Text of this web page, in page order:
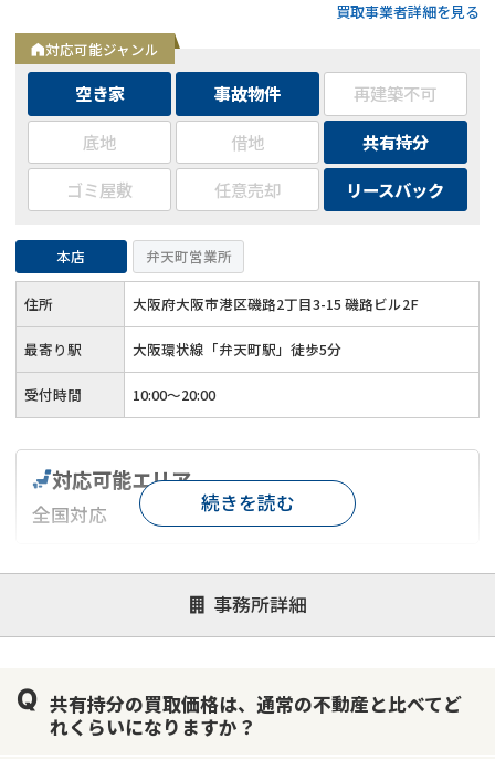
買取事業者詳細を見る
対応可能ジャンル
空き家 事故物件
再建築不可
底地
借地
共有持分
ゴミ屋敷
任意売却 リースバック
本店 弁天町営業所
住所 大阪府大阪市港区磯路2丁目3-15 磯路ビル2F
最寄り駅 大阪環状線「弁天町駅」徒歩5分
受付時間 10:00～20:00
事務所詳細
対応可能エリア
全国対応
対応が親身 オンライン面談可能
レスポンスが早い
1億円以上の買取可
続きを読む
共有持分の買取価格は、通常の不動産と比べてど
れくらいになりますか？